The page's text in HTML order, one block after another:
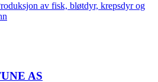
av fisk, bløtdyr, krepsdyr og
AS